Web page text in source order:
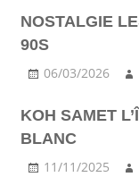
NOSTALGIE
90S
06/03/2026
KOH SAMET
BLANC
11/11/2025